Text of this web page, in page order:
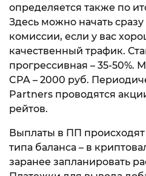
определяется также по
Здесь можно начать
комиссии, если у вас
качественный трафик.
прогрессивная – 35-50%.
CPA – 2000 руб.
Partners проводятся
рейтов.
Выплаты в ПП происходят
типа баланса – в
заранее запланировать